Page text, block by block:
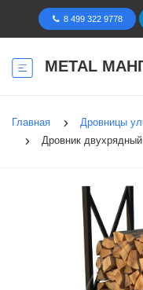
8 499 322 9778
METAL
Главная
Дровницы
Дровник